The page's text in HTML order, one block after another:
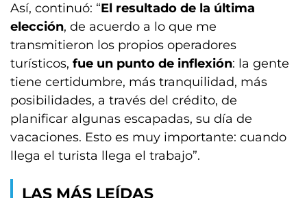
Así, continuó: “El resultado de la última
elección, de acuerdo a lo que me
transmitieron los propios operadores
turísticos, fue un punto de inflexión: la gente
tiene certidumbre, más tranquilidad, más
posibilidades, a través del crédito, de
planificar algunas escapadas, su día de
vacaciones. Esto es muy importante: cuando
llega el turista llega el trabajo”.
LAS MÁS LEÍDAS